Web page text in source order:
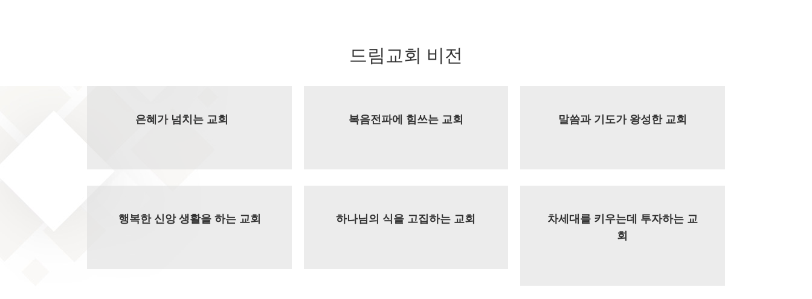
드림교회 비전
은혜가 넘치는 교회 복음전파에 힘쓰는 교회 말씀과 기도가 왕성한 교회
행복한 신앙 생활을 하는 교회 하나님의 식을 고집하는 교회
차세대를 키우는데 투자하는 교
회